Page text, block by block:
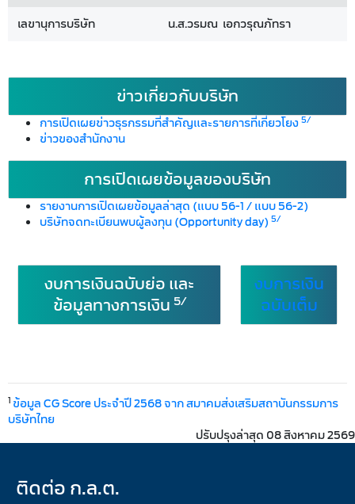
เลขานุการบริษัท
น.ส.วรมณ เอกวรุณภัทรา
ข่าวเกี่ยวกับบริษัท
การเปิดเผยข่าวธุรกรรมที่สำคัญและรายการที่เกี่ยวโยง5/
ข่าวของสำนักงาน
การเปิดเผยข้อมูลของบริษัท
รายงานการเปิดเผยข้อมูลล่าสุด (แบบ 56-1 / แบบ 56-2)
บริษัทจดทะเบียนพบผู้ลงทุน (Opportunity day) 5/
งบการเงินฉบับย่อ และ
ข้อมูลทางการเงิน 5/
งบการเงิน
ฉบับเต็ม
1 ข้อมูล CG Score ประจำปี 2568 จาก สมาคมส่งเสริมสถาบันกรรมการ
บริษัทไทย
ปรับปรุงล่าสุด 08 สิงหาคม 2569
ติดต่อ ก.ล.ต.